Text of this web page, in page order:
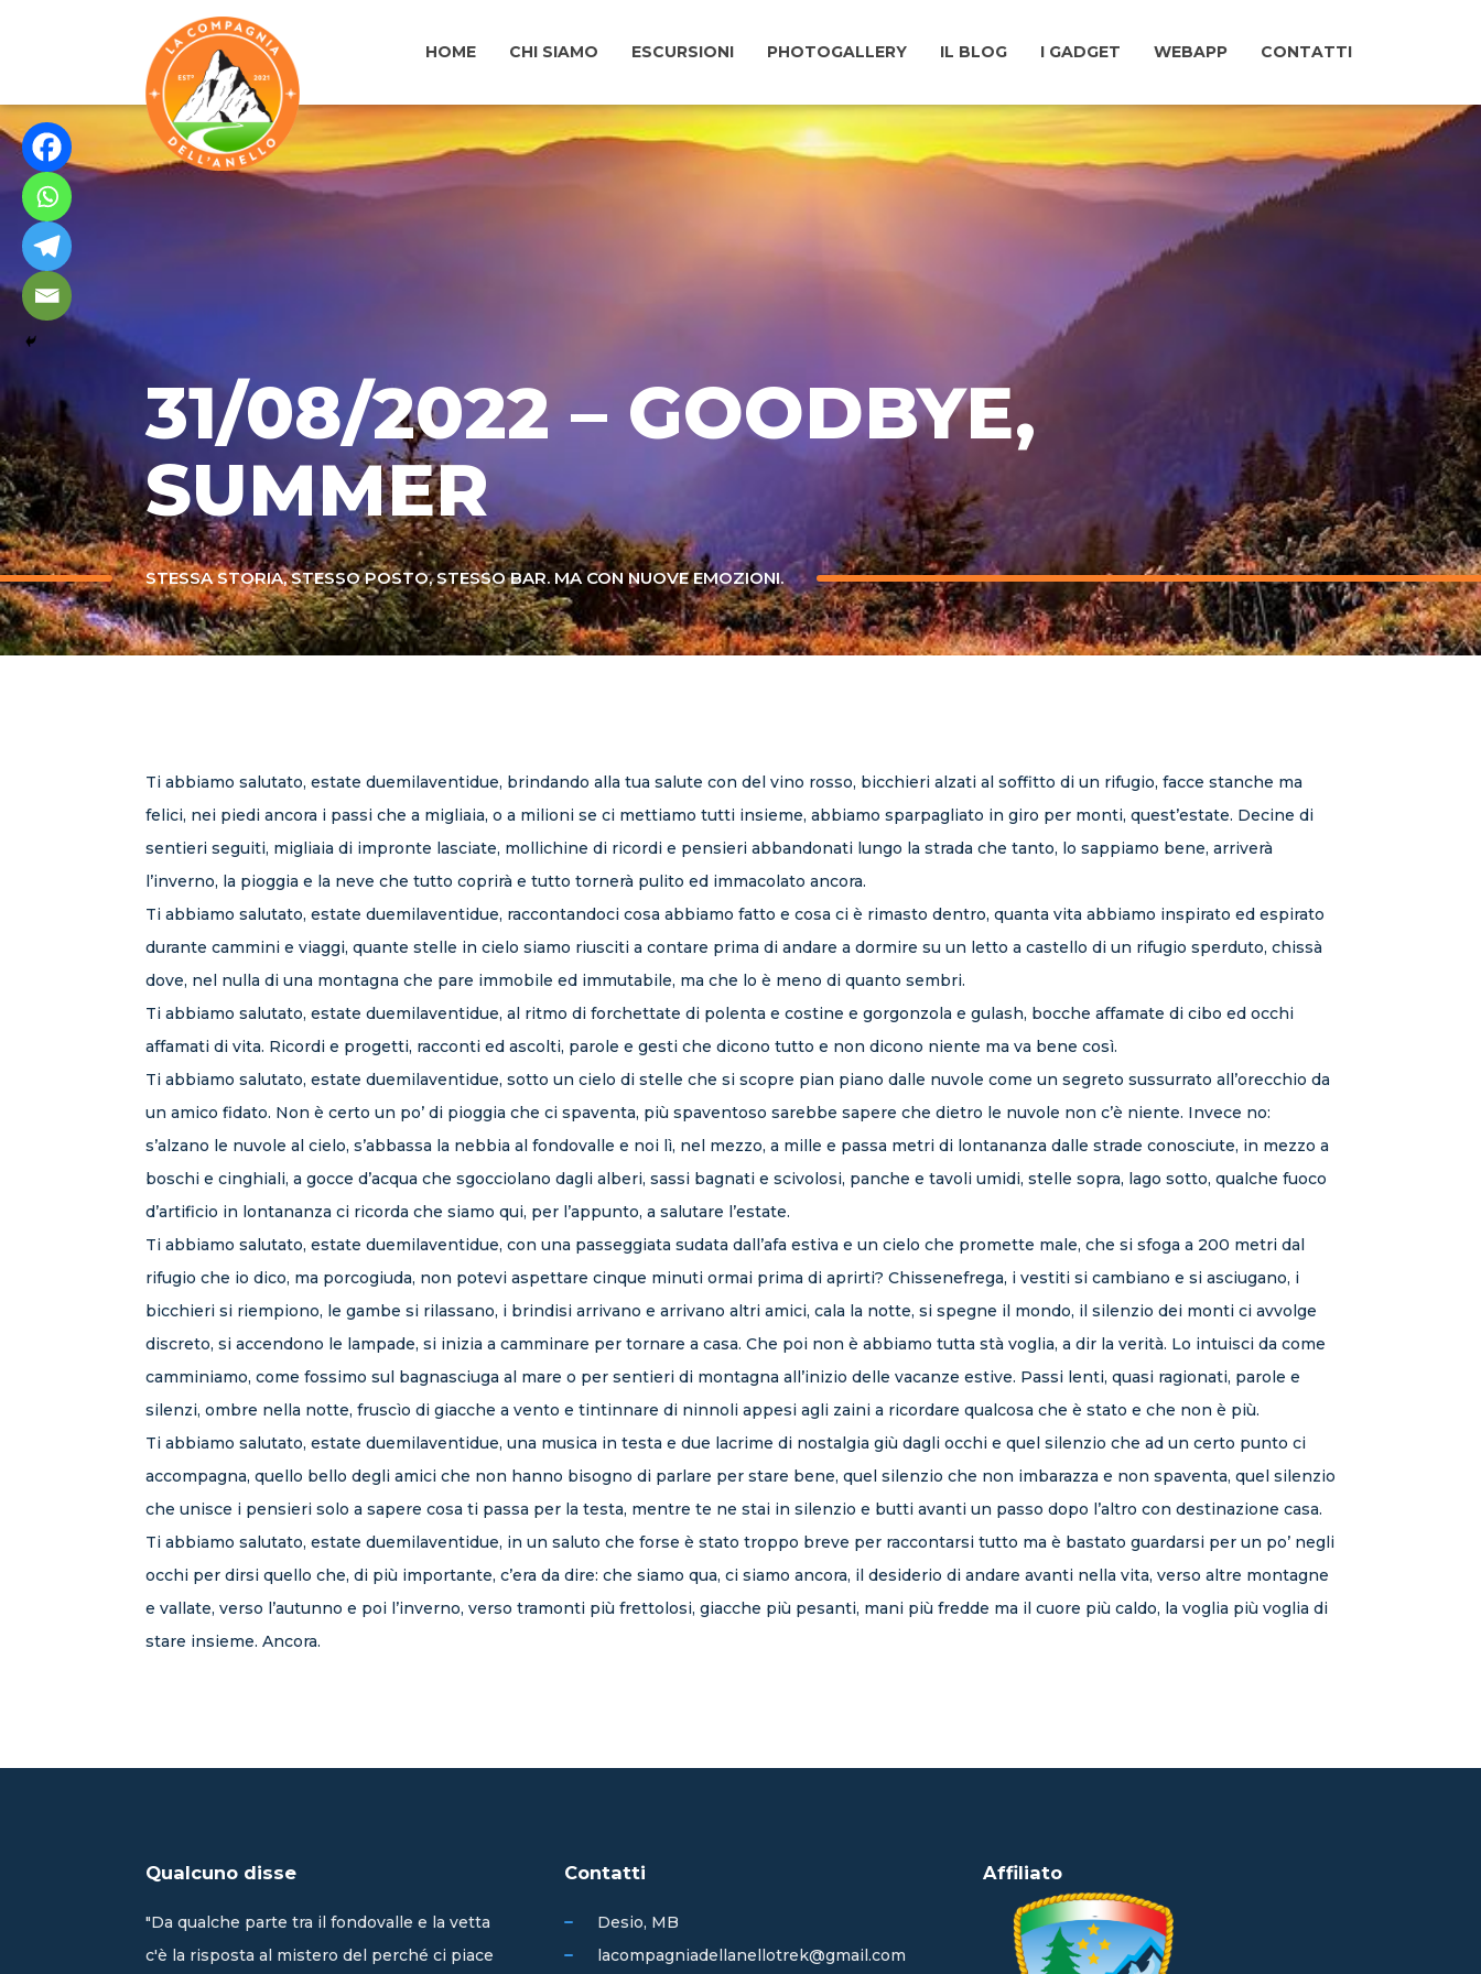
HOME CHI SIAMO ESCURSIONI PHOTOGALLERY IL BLOG I GADGET WEBAPP CONTATTI
31/08/2022 – GOODBYE,
SUMMER
STESSA STORIA, STESSO POSTO, STESSO BAR. MA CON NUOVE EMOZIONI.
Ti abbiamo salutato, estate duemilaventidue, brindando alla tua salute con del vino rosso, bicchieri alzati al soffitto di un rifugio, facce stanche ma
felici, nei piedi ancora i passi che a migliaia, o a milioni se ci mettiamo tutti insieme, abbiamo sparpagliato in giro per monti, quest’estate. Decine di
sentieri seguiti, migliaia di impronte lasciate, mollichine di ricordi e pensieri abbandonati lungo la strada che tanto, lo sappiamo bene, arriverà
l’inverno, la pioggia e la neve che tutto coprirà e tutto tornerà pulito ed immacolato ancora.
Ti abbiamo salutato, estate duemilaventidue, raccontandoci cosa abbiamo fatto e cosa ci è rimasto dentro, quanta vita abbiamo inspirato ed espirato
durante cammini e viaggi, quante stelle in cielo siamo riusciti a contare prima di andare a dormire su un letto a castello di un rifugio sperduto, chissà
dove, nel nulla di una montagna che pare immobile ed immutabile, ma che lo è meno di quanto sembri.
Ti abbiamo salutato, estate duemilaventidue, al ritmo di forchettate di polenta e costine e gorgonzola e gulash, bocche affamate di cibo ed occhi
affamati di vita. Ricordi e progetti, racconti ed ascolti, parole e gesti che dicono tutto e non dicono niente ma va bene così.
Ti abbiamo salutato, estate duemilaventidue, sotto un cielo di stelle che si scopre pian piano dalle nuvole come un segreto sussurrato all’orecchio da
un amico fidato. Non è certo un po’ di pioggia che ci spaventa, più spaventoso sarebbe sapere che dietro le nuvole non c’è niente. Invece no:
s’alzano le nuvole al cielo, s’abbassa la nebbia al fondovalle e noi lì, nel mezzo, a mille e passa metri di lontananza dalle strade conosciute, in mezzo a
boschi e cinghiali, a gocce d’acqua che sgocciolano dagli alberi, sassi bagnati e scivolosi, panche e tavoli umidi, stelle sopra, lago sotto, qualche fuoco
d’artificio in lontananza ci ricorda che siamo qui, per l’appunto, a salutare l’estate.
Ti abbiamo salutato, estate duemilaventidue, con una passeggiata sudata dall’afa estiva e un cielo che promette male, che si sfoga a 200 metri dal
rifugio che io dico, ma porcogiuda, non potevi aspettare cinque minuti ormai prima di aprirti? Chissenefrega, i vestiti si cambiano e si asciugano, i
bicchieri si riempiono, le gambe si rilassano, i brindisi arrivano e arrivano altri amici, cala la notte, si spegne il mondo, il silenzio dei monti ci avvolge
discreto, si accendono le lampade, si inizia a camminare per tornare a casa. Che poi non è abbiamo tutta stà voglia, a dir la verità. Lo intuisci da come
camminiamo, come fossimo sul bagnasciuga al mare o per sentieri di montagna all’inizio delle vacanze estive. Passi lenti, quasi ragionati, parole e
silenzi, ombre nella notte, fruscìo di giacche a vento e tintinnare di ninnoli appesi agli zaini a ricordare qualcosa che è stato e che non è più.
Ti abbiamo salutato, estate duemilaventidue, una musica in testa e due lacrime di nostalgia giù dagli occhi e quel silenzio che ad un certo punto ci
accompagna, quello bello degli amici che non hanno bisogno di parlare per stare bene, quel silenzio che non imbarazza e non spaventa, quel silenzio
che unisce i pensieri solo a sapere cosa ti passa per la testa, mentre te ne stai in silenzio e butti avanti un passo dopo l’altro con destinazione casa.
Ti abbiamo salutato, estate duemilaventidue, in un saluto che forse è stato troppo breve per raccontarsi tutto ma è bastato guardarsi per un po’ negli
occhi per dirsi quello che, di più importante, c’era da dire: che siamo qua, ci siamo ancora, il desiderio di andare avanti nella vita, verso altre montagne
e vallate, verso l’autunno e poi l’inverno, verso tramonti più frettolosi, giacche più pesanti, mani più fredde ma il cuore più caldo, la voglia più voglia di
stare insieme. Ancora.
Qualcuno disse
"Da qualche parte tra il fondovalle e la vetta
c'è la risposta al mistero del perché ci piace
Contatti
Desio, MB
lacompagniadellanellotrek@gmail.com
Affiliato